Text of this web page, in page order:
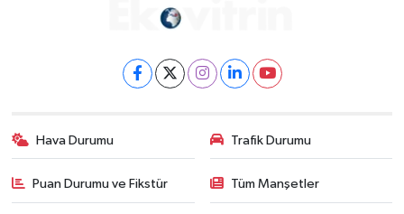
Hava Durumu Trafik Durumu
Puan Durumu ve Fikstür Tüm Manşetler